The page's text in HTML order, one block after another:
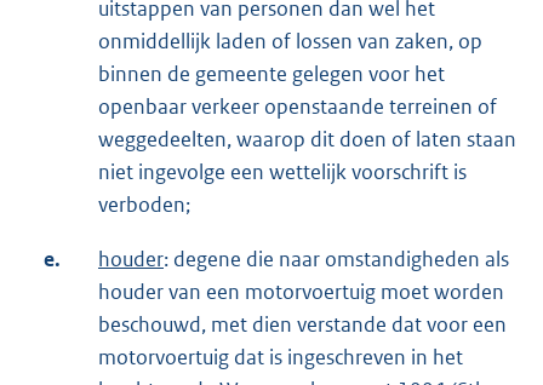
uitstappen van personen dan wel het
onmiddellijk laden of lossen van zaken, op
binnen de gemeente gelegen voor het
openbaar verkeer openstaande terreinen of
weggedeelten, waarop dit doen of laten staan
niet ingevolge een wettelijk voorschrift is
verboden;
e. houder: degene die naar omstandigheden als
houder van een motorvoertuig moet worden
beschouwd, met dien verstande dat voor een
motorvoertuig dat is ingeschreven in het